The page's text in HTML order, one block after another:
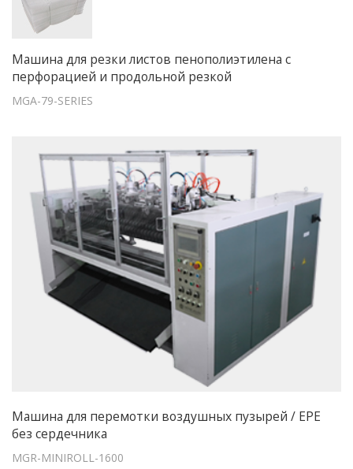
Машина для резки листов пенополиэтилена с
перфорацией и продольной резкой
MGA-79-SERIES
Машина для перемотки воздушных пузырей / EPE
без сердечника
MGR-MINIROLL-1600